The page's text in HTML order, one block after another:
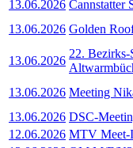
13.06.2026 Cannstatter
13.06.2026 Golden
13.06.2026
22. Bezirks-
13.06.2026 Meeting
13.06.2026 DSC-
12.06.2026 MTV Meet-